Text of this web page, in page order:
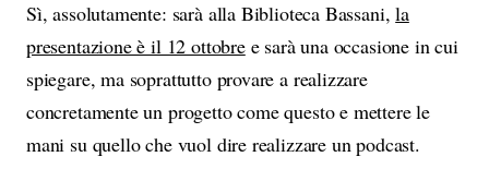
Sì, assolutamente: sarà alla Biblioteca Bassani,la
presentazione è il 12 ottobree sarà una occasione in cui
spiegare, ma soprattutto provare a realizzare
concretamente un progetto come questo e mettere le
mani su quello che vuol dire realizzare un podcast.